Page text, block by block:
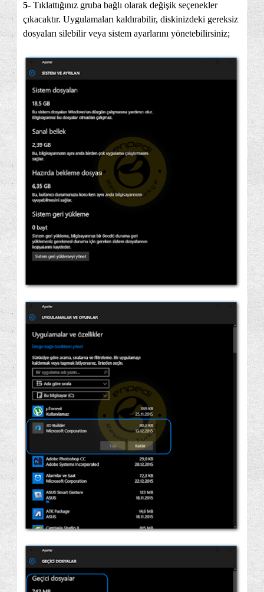
5- Tıklattığınız gruba bağlı olarak değişik seçenekler
çıkacaktır. Uygulamaları kaldırabilir, diskinizdeki gereksiz
dosyaları silebilir veya sistem ayarlarını yönetebilirsiniz;